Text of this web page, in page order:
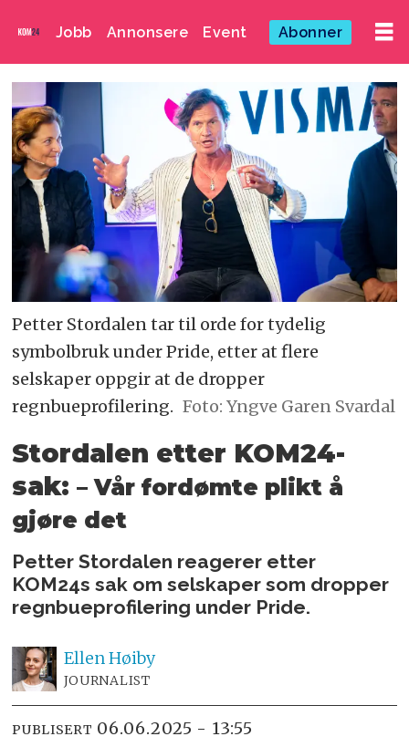
Jobb Annonsere Event Abonner
Petter Stordalen tar til orde for tydelig
symbolbruk under Pride, etter at flere
selskaper oppgir at de dropper
regnbueprofilering. Foto: Yngve Garen Svardal
Stordalen etter KOM24-
sak:– Vår fordømte plikt å
gjøre det
Petter Stordalen reagerer etter
KOM24s sak om selskaper som dropper
regnbueprofilering under Pride.
EllenHøiby
JOURNALIST
PUBLISERT 06.06.2025 - 13:55